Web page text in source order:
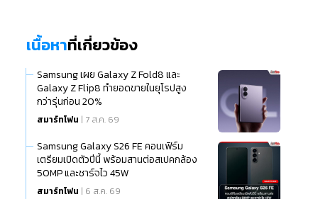
เนื้อหาที่เกี่ยวข้อง
Samsung เผย Galaxy Z Fold8 และ
Galaxy Z Flip8 ทำยอดขายในยุโรปสูง
กว่ารุ่นก่อน 20%
สมาร์ทโฟน | 7 ส.ค. 69
Samsung Galaxy S26 FE คอนเฟิร์ม
เตรียมเปิดตัวปีนี้ พร้อมสานต่อสเปคกล้อง
50MP และชาร์จไว 45W
สมาร์ทโฟน | 6 ส.ค. 69